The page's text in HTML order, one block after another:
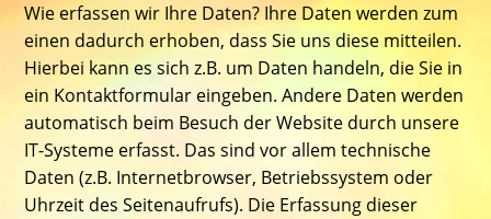
Wie erfassen wir Ihre Daten? Ihre Daten werden zum
einen dadurch erhoben, dass Sie uns diese mitteilen.
Hierbei kann es sich z.B. um Daten handeln, die Sie in
ein Kontaktformular eingeben. Andere Daten werden
automatisch beim Besuch der Website durch unsere
IT-Systeme erfasst. Das sind vor allem technische
Daten (z.B. Internetbrowser, Betriebssystem oder
Uhrzeit des Seitenaufrufs). Die Erfassung dieser